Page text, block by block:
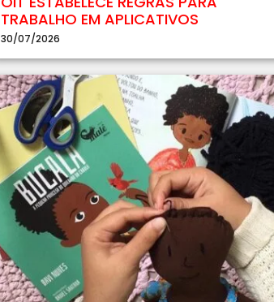
TRABALHO EM APLICATIVOS
30/07/2026